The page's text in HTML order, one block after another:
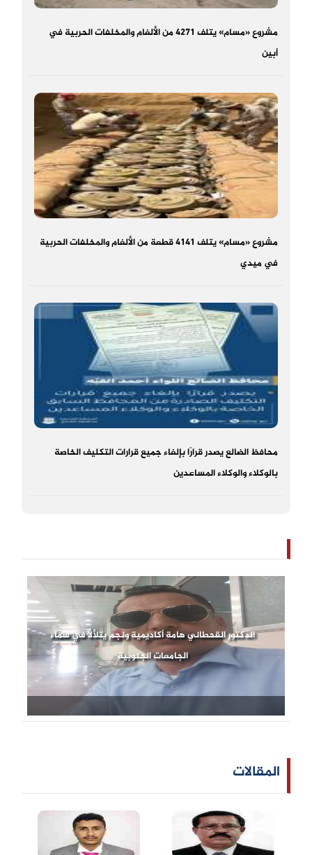
مشروع «مسام» يتلف 4271 من الألغام والمخلفات الحربية في
أبين
مشروع «مسام» يتلف 4141 قطعة من الألغام والمخلفات الحربية
في ميدي
محافظ الضالع يصدر قرارًا بإلغاء جميع قرارات التكليف الخاصة
بالوكلاء والوكلاء المساعدين
الدكتور القحطاني هامة أكاديمية ونجم يتلألأ في سماء
الجامعات الجنوبية
المقالات